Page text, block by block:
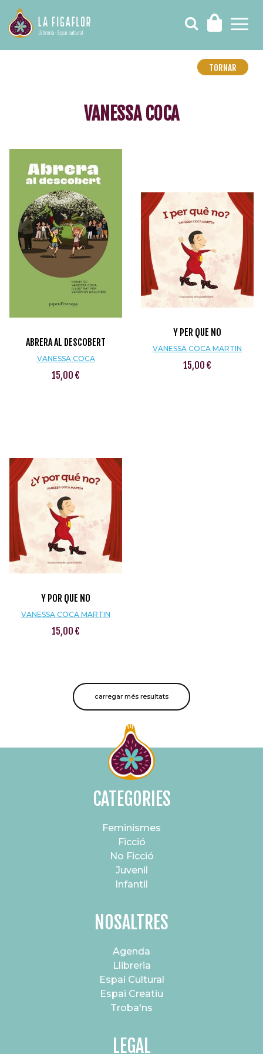
TORNAR
VANESSA COCA
ABRERA AL DESCOBERT
VANESSA COCA
15,00 €
Y PER QUE NO
VANESSA COCA MARTIN
15,00 €
Y POR QUE NO
VANESSA COCA MARTIN
15,00 €
carregar més resultats
CATEGORIES
Feminismes
Ficció
No Ficció
Juvenil
Infantil
NOSALTRES
Agenda
Llibreria
Espai Cultural
Espai Creatiu
Troba'ns
LEGAL